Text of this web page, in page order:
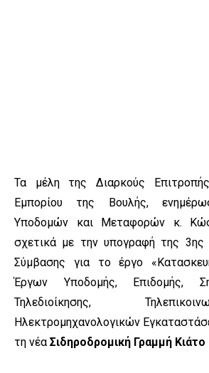
Τα μέλη της Διαρκούς
Εμπορίου της Βουλής,
Υποδομών και Μεταφορών κ.
σχετικά με την υπογραφή της 3ης
Σύμβασης για το έργο
Έργων Υποδομής, Επιδομής,
Τηλεδιοίκησης,
Ηλεκτρομηχανολογικών
τη νέαΣιδηροδρομική Γραμμή